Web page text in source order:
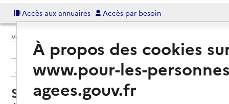
Accès aux annuaires Accès par besoin
Voir le fil d’Ariane
Retour aux résultats de l'annuaire
Service autonomie à domicile
À propos des cookies
www.pour-les-
agees.gouv.fr